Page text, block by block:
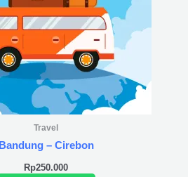
Travel
Bandung – Cirebon
Rp250.000